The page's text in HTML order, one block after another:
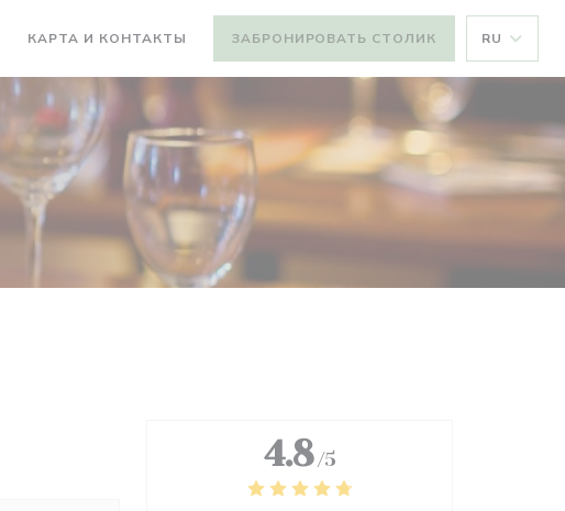
КАРТА И КОНТАКТЫ ЗАБРОНИРОВАТЬ СТОЛИК RU
4.8 /5